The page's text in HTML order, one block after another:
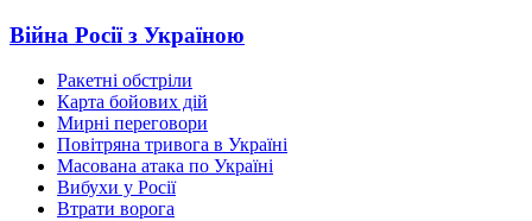
Війна Росії з Україною
Ракетні обстріли
Карта бойових дій
Мирні переговори
Повітряна тривога в Україні
Масована атака по Україні
Вибухи у Росії
Втрати ворога